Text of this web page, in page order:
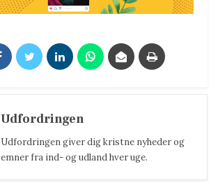
Udfordringen
Udfordringen giver dig kristne nyheder og
emner fra ind- og udland hver uge.